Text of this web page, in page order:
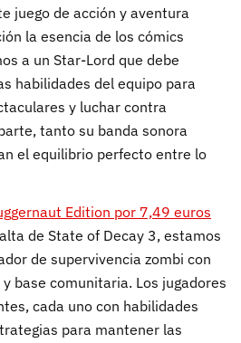
juego de acción y aventura
la esencia de los cómics
a un Star-Lord que debe
habilidades del equipo para
y luchar contra
tanto su banda sonora
el equilibrio perfecto entre lo
Edition por 7,49 euros
de State of Decay 3, estamos
de supervivencia zombi con
base comunitaria. Los jugadores
cada uno con habilidades
para mantener las